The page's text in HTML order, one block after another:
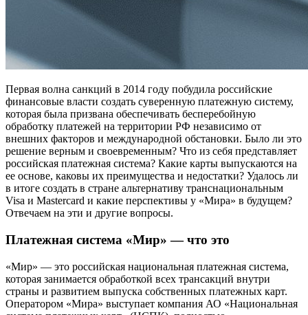
Первая волна санкций в 2014 году побудила российские
финансовые власти создать суверенную платежную систему,
которая была призвана обеспечивать бесперебойную
обработку платежей на территории РФ независимо от
внешних факторов и международной обстановки. Было ли это
решение верным и своевременным? Что из себя представляет
российская платежная система? Какие карты выпускаются на
ее основе, каковы их преимущества и недостатки? Удалось ли
в итоге создать в стране альтернативу транснациональным
Visa и Mastercard и какие перспективы у «Мира» в будущем?
Отвечаем на эти и другие вопросы.
Платежная система «Мир» — что это
«Мир» — это российская национальная платежная система,
которая занимается обработкой всех трансакций внутри
страны и развитием выпуска собственных платежных карт.
Оператором «Мира» выступает компания АО «Национальная